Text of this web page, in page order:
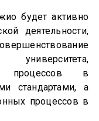
будет активно
деятельности,
университета,
процессов в
стандартами, а
процессов в